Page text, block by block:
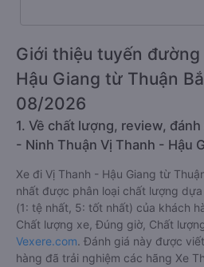
Giới thiệu tuyến
Hậu Giang từ Thuận
08/2026
1. Về chất lượng, review,
- Ninh Thuận Vị Thanh - Hậu
Xe đi Vị Thanh - Hậu Giang từ
nhất được phân loại chất lượng
(1: tệ nhất, 5: tốt nhất) của khách
Chất lượng xe, Đúng giờ, Chất
Vexere.com. Đánh giá này được
hàng đã trải nghiệm các hãng Xe